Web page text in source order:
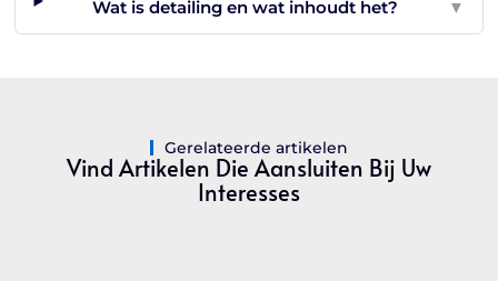
Wat is detailing en wat inhoudt het? ▼
Gerelateerde artikelen
Vind Artikelen Die Aansluiten Bij Uw
Interesses